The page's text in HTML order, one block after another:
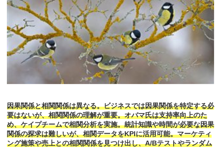
因果関係と相関関係は異なる。ビジネスでは因果関係を特定する必
要はないが、相関関係の理解が重要。オバマ氏は支持率向上のた
め、ケイプチームで相関分析を実施。統計知識や時間が必要な因果
関係の探求は難しいが、相関データをKPIに活用可能。マーケティ
ング施策や売上との相関関係を見つけ出し、A/Bテストやランダム